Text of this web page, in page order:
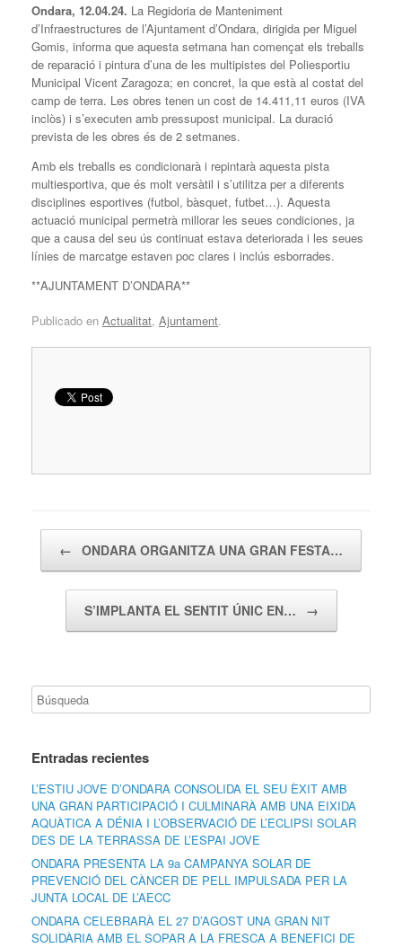
Ondara, 12.04.24. La Regidoria de Manteniment
d’Infraestructures de l’Ajuntament d’Ondara, dirigida per Miguel
Gomis, informa que aquesta setmana han començat els treballs
de reparació i pintura d’una de les multipistes del Poliesportiu
Municipal Vicent Zaragoza; en concret, la que està al costat del
camp de terra. Les obres tenen un cost de 14.411,11 euros (IVA
inclòs) i s’executen amb pressupost municipal. La duració
prevista de les obres és de 2 setmanes.
Amb els treballs es condicionarà i repintarà aquesta pista
multiesportiva, que és molt versàtil i s’utilitza per a diferents
disciplines esportives (futbol, bàsquet, futbet…). Aquesta
actuació municipal permetrà millorar les seues condiciones, ja
que a causa del seu ús continuat estava deteriorada i les seues
línies de marcatge estaven poc clares i inclús esborrades.
**AJUNTAMENT D’ONDARA**
Publicado en Actualitat, Ajuntament.
← ONDARA ORGANITZA UNA GRAN FESTA…
S’IMPLANTA EL SENTIT ÚNIC EN… →
Entradas recientes
L’ESTIU JOVE D’ONDARA CONSOLIDA EL SEU ÈXIT AMB
UNA GRAN PARTICIPACIÓ I CULMINARÀ AMB UNA EIXIDA
AQUÀTICA A DÉNIA I L’OBSERVACIÓ DE L’ECLIPSI SOLAR
DES DE LA TERRASSA DE L’ESPAI JOVE
ONDARA PRESENTA LA 9a CAMPANYA SOLAR DE
PREVENCIÓ DEL CÀNCER DE PELL IMPULSADA PER LA
JUNTA LOCAL DE L’AECC
ONDARA CELEBRARÀ EL 27 D’AGOST UNA GRAN NIT
SOLIDÀRIA AMB EL SOPAR A LA FRESCA A BENEFICI DE